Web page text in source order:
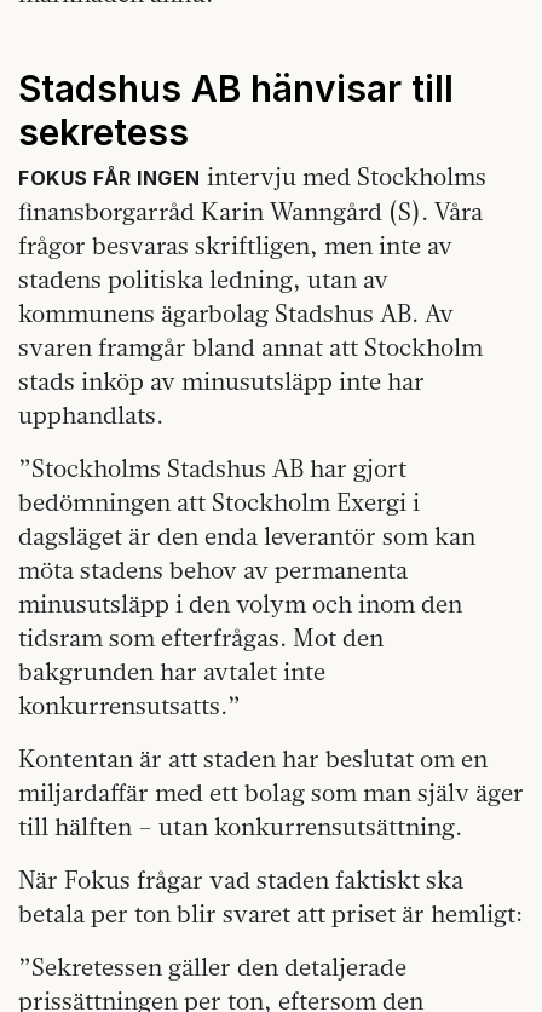
Stadshus AB hänvisar till
sekretess
FOKUS FÅR INGEN intervju med Stockholms
finansborgarråd Karin Wanngård (S). Våra
frågor besvaras skriftligen, men inte av
stadens politiska ledning, utan av
kommunens ägarbolag Stadshus AB. Av
svaren framgår bland annat att Stockholm
stads inköp av minusutsläpp inte har
upphandlats.
”Stockholms Stadshus AB har gjort
bedömningen att Stockholm Exergi i
dagsläget är den enda leverantör som kan
möta stadens behov av permanenta
minusutsläpp i den volym och inom den
tidsram som efterfrågas. Mot den
bakgrunden har avtalet inte
konkurrensutsatts.”
Kontentan är att staden har beslutat om en
miljardaffär med ett bolag som man själv äger
till hälften – utan konkurrensutsättning.
När Fokus frågar vad staden faktiskt ska
betala per ton blir svaret att priset är hemligt:
”Sekretessen gäller den detaljerade
prissättningen per ton, eftersom den